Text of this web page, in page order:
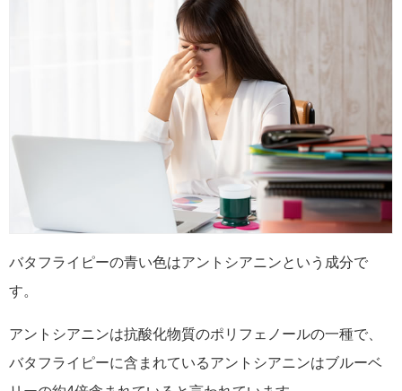
バタフライピーの青い色はアントシアニンという成分で
す。
アントシアニンは抗酸化物質のポリフェノールの一種で、
バタフライピーに含まれているアントシアニンはブルーベ